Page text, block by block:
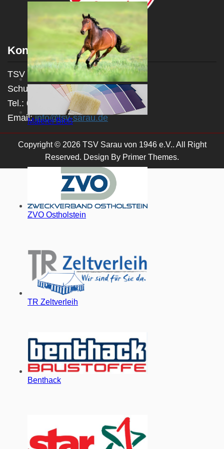
Jurij Laschkowski Pferdestall und
Holzhandel
Malerei Bleß
ZVO Ostholstein
TR Zeltverleih
Benthack
Kontakt
TSV Sarau von 1946 e.V.
Schulstraße, 23719 Sarau
Tel.: 04525 / 40 33 036
Email:info@tsv-sarau.de
Copyright © 2026 TSV Sarau von 1946 e.V.. All Right
Reserved. Design By Primer Themes.